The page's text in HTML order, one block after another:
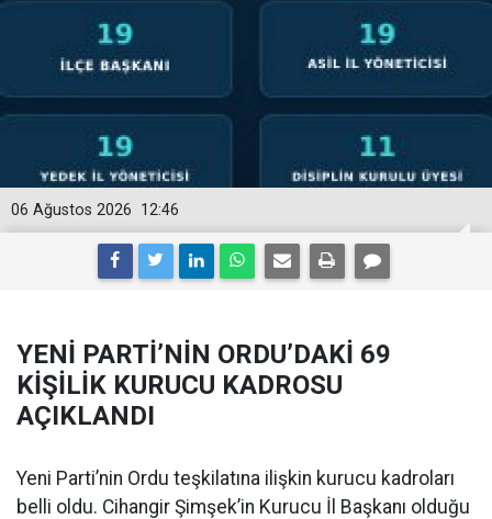
12:46
06 Ağustos 2026
YENİ PARTİ’NİN ORDU’DAKİ 69
KİŞİLİK KURUCU KADROSU
AÇIKLANDI
Yeni Parti’nin Ordu teşkilatına ilişkin kurucu kadroları
belli oldu. Cihangir Şimşek’in Kurucu İl Başkanı olduğu